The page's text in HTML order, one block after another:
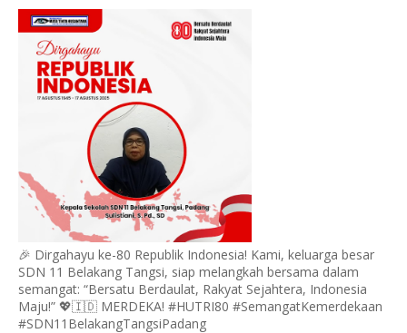
🎉 Dirgahayu ke-80 Republik Indonesia! Kami, keluarga besar
SDN 11 Belakang Tangsi, siap melangkah bersama dalam
semangat: “Bersatu Berdaulat, Rakyat Sejahtera, Indonesia
Maju!” 💖🇮🇩 MERDEKA! #HUTRI80 #SemangatKemerdekaan
#SDN11BelakangTangsiPadang